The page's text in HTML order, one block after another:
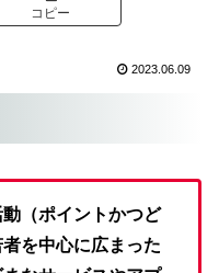
コピー
2023.06.09
動（ポイントかつど
を中心に広まった